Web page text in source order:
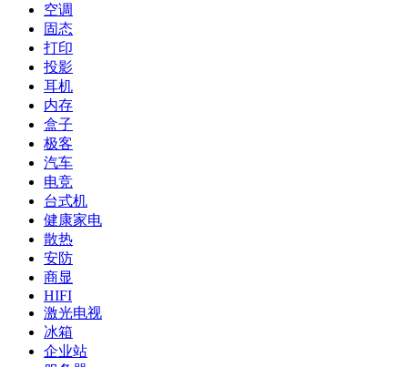
空调
固态
打印
投影
耳机
内存
盒子
极客
汽车
电竞
台式机
健康家电
散热
安防
商显
HIFI
激光电视
冰箱
企业站